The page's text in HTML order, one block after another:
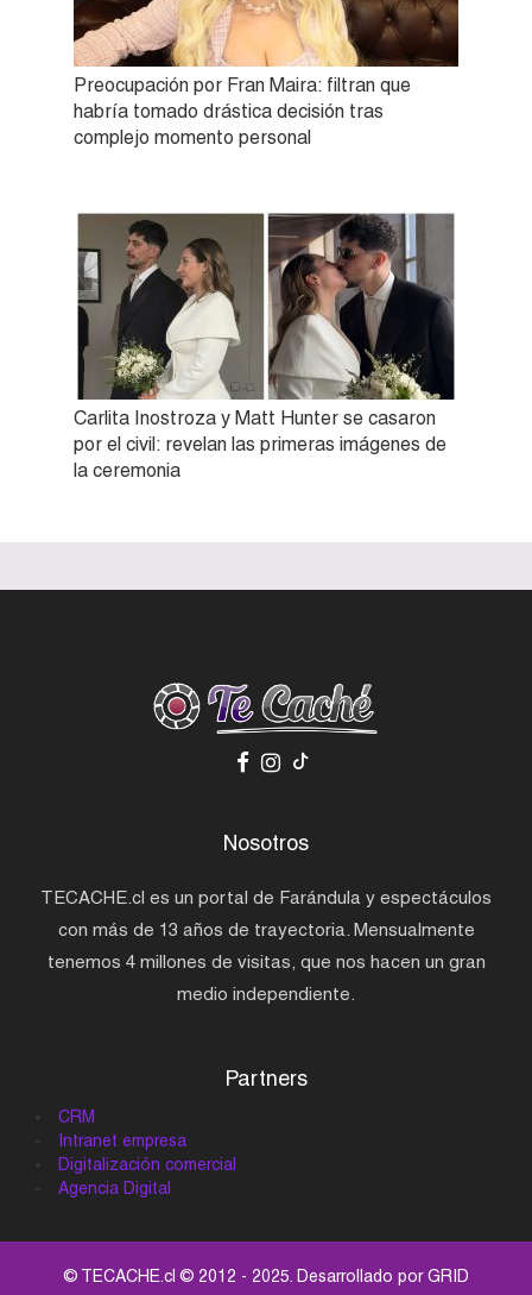
Preocupación por Fran Maira: filtran que
habría tomado drástica decisión tras
complejo momento personal
Carlita Inostroza y Matt Hunter se casaron
por el civil: revelan las primeras imágenes de
la ceremonia
Nosotros
TECACHE.cl es un portal de Farándula y espectáculos
con más de 13 años de trayectoria. Mensualmente
tenemos 4 millones de visitas, que nos hacen un gran
medio independiente.
Partners
CRM
Intranet empresa
Digitalización comercial
Agencia Digital
© TECACHE.cl © 2012 - 2025. Desarrollado porGRID